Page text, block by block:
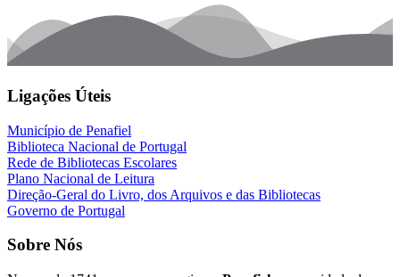
Ligações Úteis
Município de Penafiel
Biblioteca Nacional de Portugal
Rede de Bibliotecas Escolares
Plano Nacional de Leitura
Direção-Geral do Livro, dos Arquivos e das Bibliotecas
Governo de Portugal
Sobre Nós